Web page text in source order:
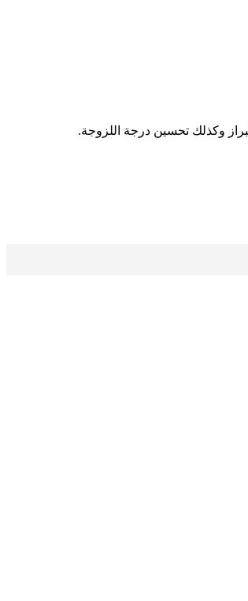
وكذلك تحسين درجة اللزوجة.